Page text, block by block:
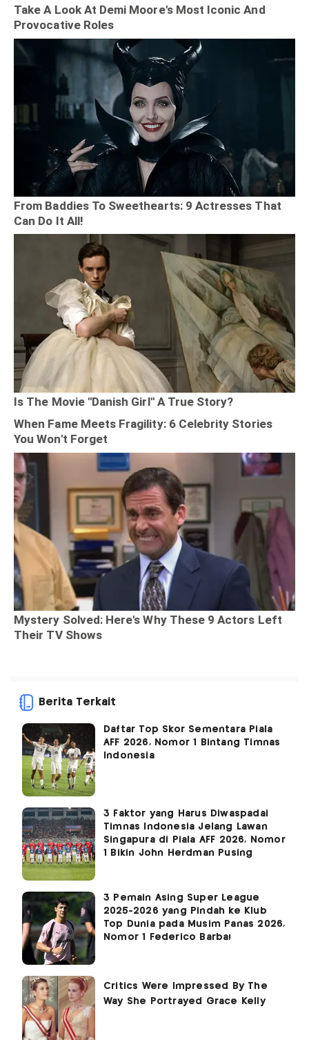
Berita Terkait
Daftar Top Skor Sementara Piala
AFF 2026, Nomor 1 Bintang Timnas
Indonesia
3 Faktor yang Harus Diwaspadai
Timnas Indonesia Jelang Lawan
Singapura di Piala AFF 2026, Nomor
1 Bikin John Herdman Pusing
3 Pemain Asing Super League
2025-2026 yang Pindah ke Klub
Top Dunia pada Musim Panas 2026,
Nomor 1 Federico Barba!